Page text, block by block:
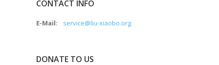
CONTACT INFO
E-Mail: service@liu-xiaobo.org
DONATE TO US